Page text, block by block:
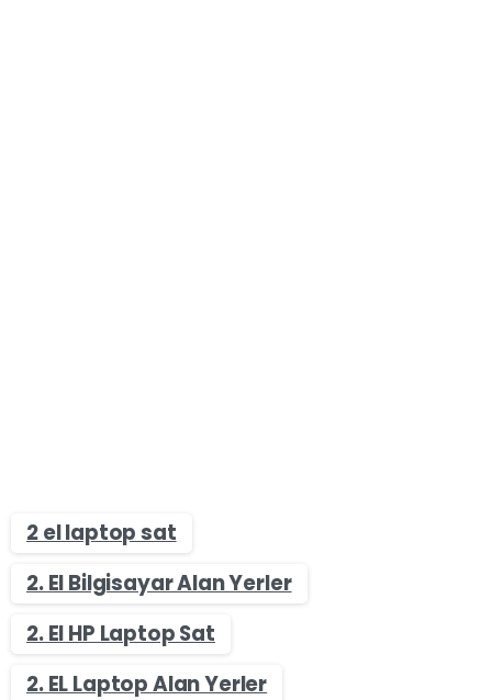
2 el laptop sat
2. El Bilgisayar Alan Yerler
2. El HP Laptop Sat
2. EL Laptop Alan Yerler